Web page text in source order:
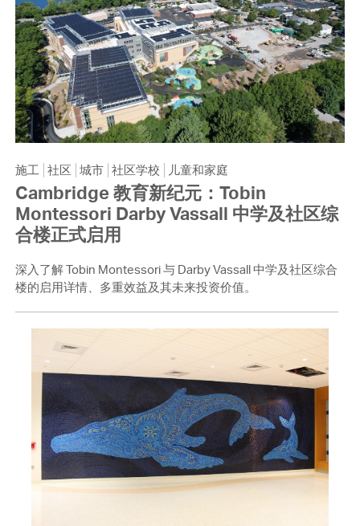
施工 社区 城市 社区学校 儿童和家庭
Cambridge 教育新纪元：Tobin
Montessori Darby Vassall 中学及社区综
合楼正式启用
深入了解 Tobin Montessori 与 Darby Vassall 中学及社区综合
楼的启用详情、多重效益及其未来投资价值。